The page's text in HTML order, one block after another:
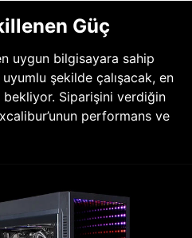
Güç
uygun bilgisayara sahip
şekilde çalışacak, en
Siparişini verdiğin
performans ve